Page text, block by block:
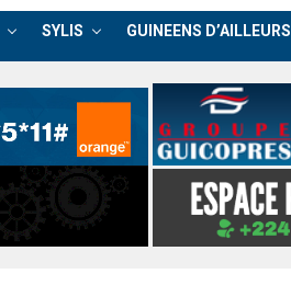
SYLIS GUINEENS D’AILLEURS